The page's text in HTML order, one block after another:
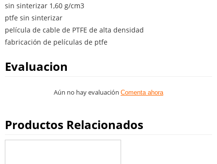
sin sinterizar 1,60 g/cm3
ptfe sin sinterizar
película de cable de PTFE de alta densidad
fabricación de películas de ptfe
Evaluacion
Aún no hay evaluación Comenta ahora
Productos Relacionados